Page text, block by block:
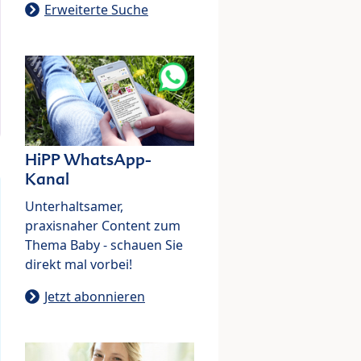
Erweiterte Suche
HiPP WhatsApp-
Kanal
Unterhaltsamer,
praxisnaher Content zum
Thema Baby - schauen Sie
direkt mal vorbei!
Jetzt abonnieren